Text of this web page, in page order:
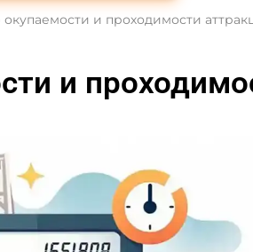
окупаемости и проходимости
и